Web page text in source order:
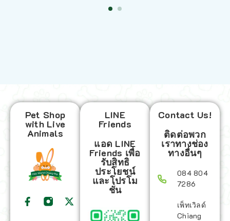
Pet Shop
with Live
Animals
LINE
Friends
แอด LINE
Friends เพื่อ
รับสิทธิ
ประโยชน์
และโปรโม
ชั่น
Contact Us!
ติดต่อพวก
เราทางช่อง
ทางอื่นๆ
084 804
7286
เพ็ทเวิลด์
Chiang